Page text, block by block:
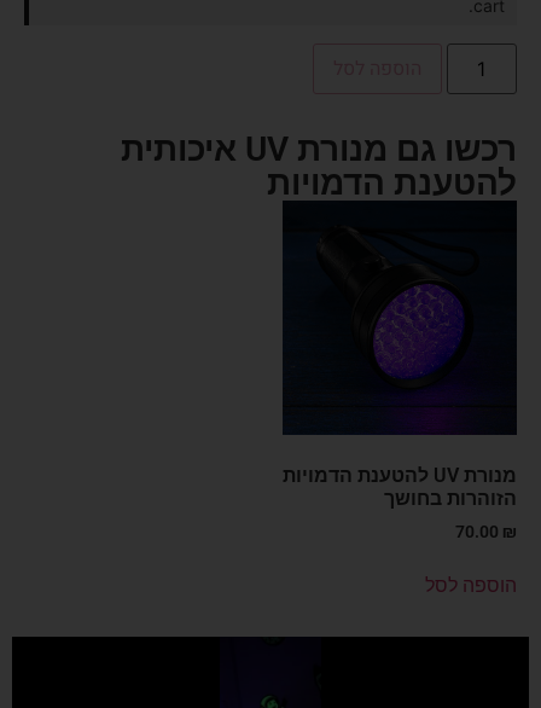
cart.
רכשו גם מנורת UV איכותית
להטענת הדמויות
מנורת UV להטענת הדמויות
הזוהרות בחושך
70.00 ₪
הוספה לסל